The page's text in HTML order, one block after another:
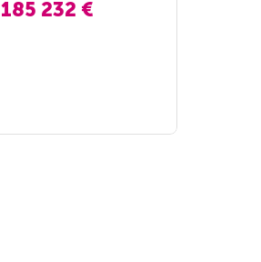
185 232 €